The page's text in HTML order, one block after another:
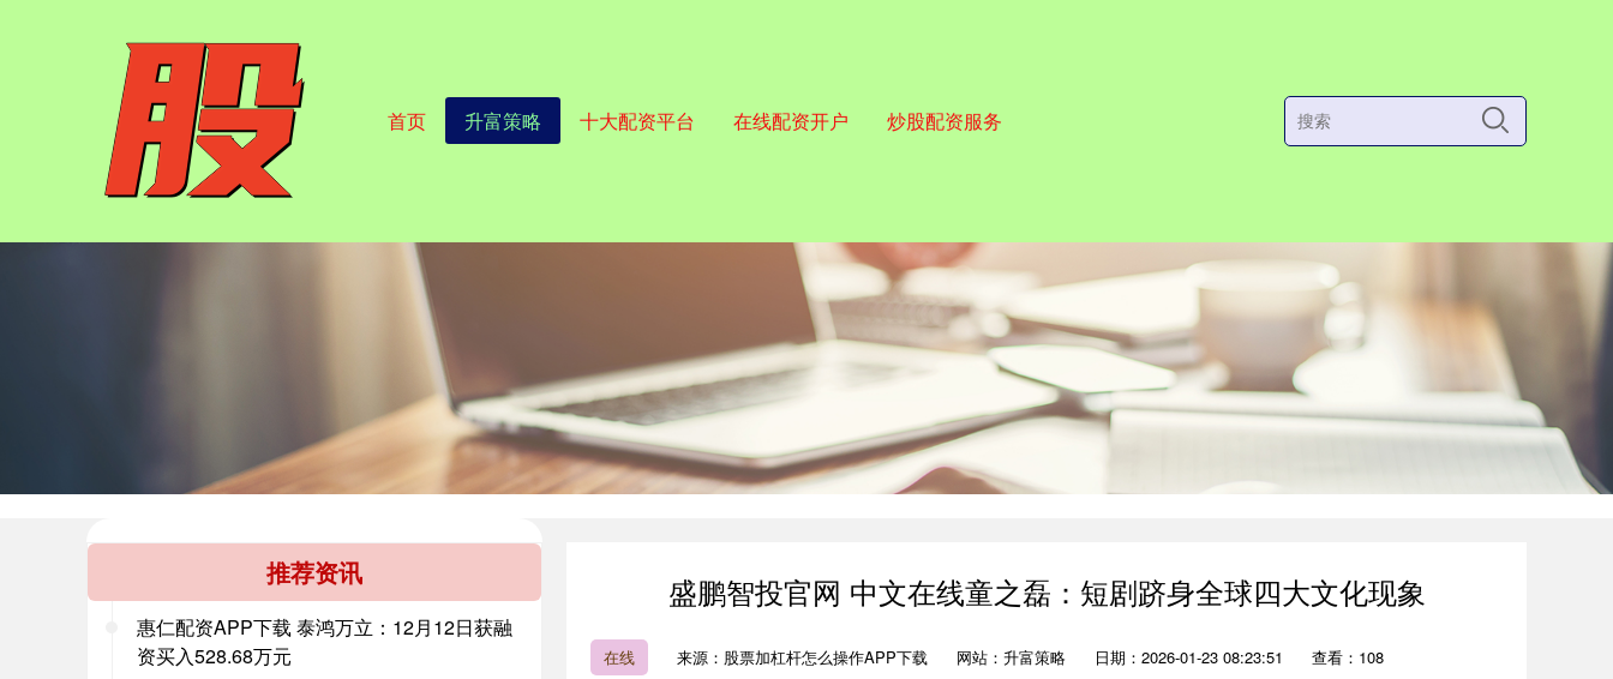
首页 升富策略 十大配资平台 在线配资开户 炒股配资服务
盛鹏智投官网 中文在线童之磊：短剧跻身全球四大文化现象
在线 来源：股票加杠杆怎么操作APP下载 网站：升富策略 日期：2026-01-23 08:23:51 查看：108
推荐资讯
惠仁配资APP下载 泰鸿万立：12月12日获融
资买入528.68万元